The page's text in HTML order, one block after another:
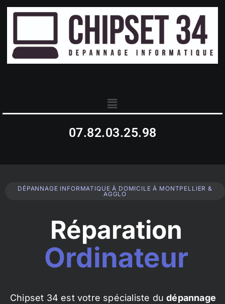
07.82.03.25.98
DÉPANNAGE INFORMATIQUE À DOMICILE À MONTPELLIER &
AGGLO
Réparation
Ordinateur
Chipset 34 est votre spécialiste dudépannage